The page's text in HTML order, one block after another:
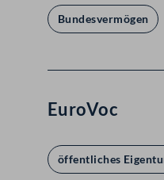
Bundesvermögen
EuroVoc
öffentliches